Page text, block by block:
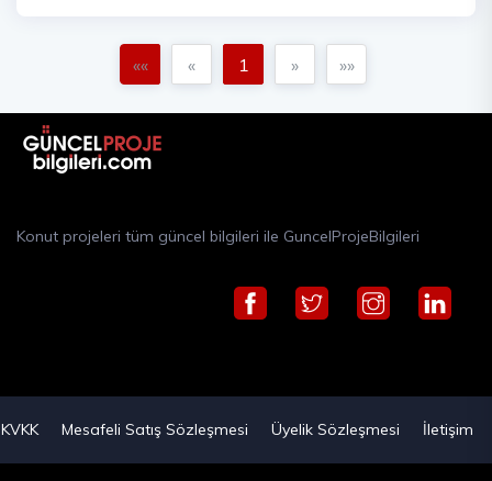
«« « 1 » »»
Konut projeleri tüm güncel bilgileri ile GuncelProjeBilgileri
KVKK Mesafeli Satış Sözleşmesi Üyelik Sözleşmesi İletişim